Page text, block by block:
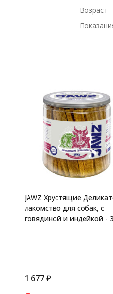
Возраст
JAWZ Хрустящие
лакомство для собак, с
говядиной и индейкой -
1 677₽